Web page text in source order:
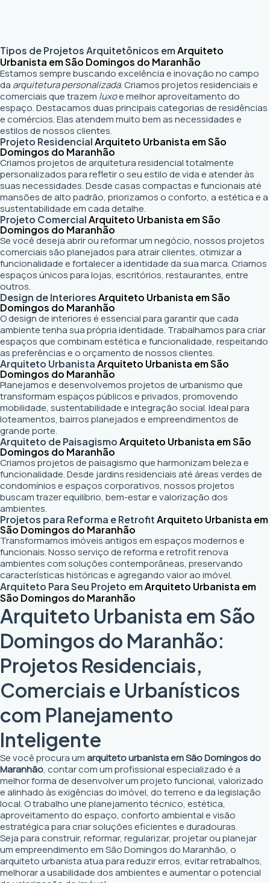
Tipos de Projetos Arquitetônicos emArquiteto
Urbanista em São Domingos do Maranhão
Estamos sempre buscando excelência e inovação no campo
da arquitetura personalizada. Criamos projetos residenciais e
comerciais que trazem luxoe melhor aproveitamento do
espaço. Destacamos duas principais categorias de residências
e comércios. Elas atendem muito bem as necessidades e
estilos de nossos clientes.
Projeto ResidencialArquiteto Urbanista em São
Domingos do Maranhão
Criamos projetos de arquitetura residencial totalmente
personalizados para refletir o seu estilo de vida e atender às
suas necessidades. Desde casas compactas e funcionais até
mansões de alto padrão, priorizamos o conforto, a estética e a
sustentabilidade em cada detalhe.
Projeto ComercialArquiteto Urbanista em São
Domingos do Maranhão
Se você deseja abrir ou reformar um negócio, nossos projetos
comerciais são planejados para atrair clientes, otimizar a
funcionalidade e fortalecer a identidade da sua marca. Criamos
espaços únicos para lojas, escritórios, restaurantes, entre
outros.
Design de InterioresArquiteto Urbanista em São
Domingos do Maranhão
O design de interiores é essencial para garantir que cada
ambiente tenha sua própria identidade. Trabalhamos para criar
espaços que combinam estética e funcionalidade, respeitando
as preferências e o orçamento de nossos clientes.
Arquiteto UrbanistaArquiteto Urbanista em São
Domingos do Maranhão
Planejamos e desenvolvemos projetos de urbanismo que
transformam espaços públicos e privados, promovendo
mobilidade, sustentabilidade e integração social. Ideal para
loteamentos, bairros planejados e empreendimentos de
grande porte.
Arquiteto de PaisagismoArquiteto Urbanista em São
Domingos do Maranhão
Criamos projetos de paisagismo que harmonizam beleza e
funcionalidade. Desde jardins residenciais até áreas verdes de
condomínios e espaços corporativos, nossos projetos
buscam trazer equilíbrio, bem-estar e valorização dos
ambientes.
Projetos para Reforma e RetrofitArquiteto Urbanista em
São Domingos do Maranhão
Transformamos imóveis antigos em espaços modernos e
funcionais. Nosso serviço de reforma e retrofit renova
ambientes com soluções contemporâneas, preservando
características históricas e agregando valor ao imóvel.
Arquiteto Para Seu Projeto emArquiteto Urbanista em
São Domingos do Maranhão
Arquiteto Urbanista em São
Domingos do Maranhão:
Projetos Residenciais,
Comerciais e Urbanísticos
com Planejamento
Inteligente
Se você procura umarquiteto urbanista em São Domingos do
Maranhão, contar com um profissional especializado é a
melhor forma de desenvolver um projeto funcional, valorizado
e alinhado às exigências do imóvel, do terreno e da legislação
local. O trabalho une planejamento técnico, estética,
aproveitamento do espaço, conforto ambiental e visão
estratégica para criar soluções eficientes e duradouras.
Seja para construir, reformar, regularizar, projetar ou planejar
um empreendimento em São Domingos do Maranhão, o
arquiteto urbanista atua para reduzir erros, evitar retrabalhos,
melhorar a usabilidade dos ambientes e aumentar o potencial